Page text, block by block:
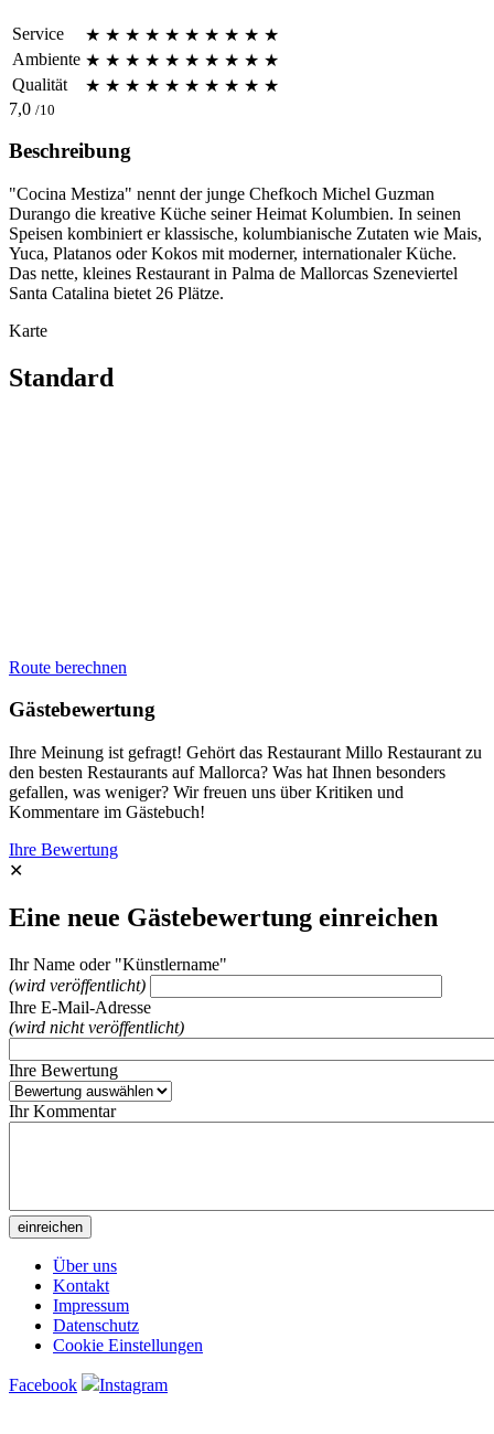
Service ★ ★ ★ ★ ★ ★ ★ ★ ★ ★
Ambiente ★ ★ ★ ★ ★ ★ ★ ★ ★ ★
Qualität
★ ★ ★ ★ ★ ★ ★ ★ ★ ★
7,0 /10
Beschreibung
"Cocina Mestiza" nennt der junge Chefkoch Michel Guzman
Durango die kreative Küche seiner Heimat Kolumbien. In seinen
Speisen kombiniert er klassische, kolumbianische Zutaten wie Mais,
Yuca, Platanos oder Kokos mit moderner, internationaler Küche.
Das nette, kleines Restaurant in Palma de Mallorcas Szeneviertel
Santa Catalina bietet 26 Plätze.
Karte
Standard
Route berechnen
Gästebewertung
Ihre Meinung ist gefragt! Gehört das Restaurant Millo Restaurant zu
den besten Restaurants auf Mallorca? Was hat Ihnen besonders
gefallen, was weniger? Wir freuen uns über Kritiken und
Kommentare im Gästebuch!
Ihre Bewertung
✕
Eine neue Gästebewertung einreichen
Ihr Name oder "Künstlername"
(wird veröffentlicht)
Ihre E-Mail-Adresse
(wird nicht veröffentlicht)
Ihre Bewertung
Ihr Kommentar
Über uns
Kontakt
Impressum
Datenschutz
Cookie Einstellungen
Facebook Instagram